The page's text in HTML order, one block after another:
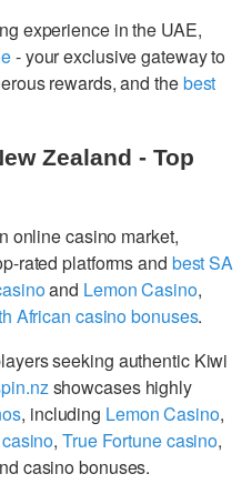
experience in the UAE,
- your exclusive gateway to
rewards, and thebest
Zealand - Top
online casino market,
rated platforms and best SA
and Lemon Casino,
African casino bonuses.
seeking authentic Kiwi
showcases highly
, including Lemon Casino,
,True Fortune casino,
casino bonuses.